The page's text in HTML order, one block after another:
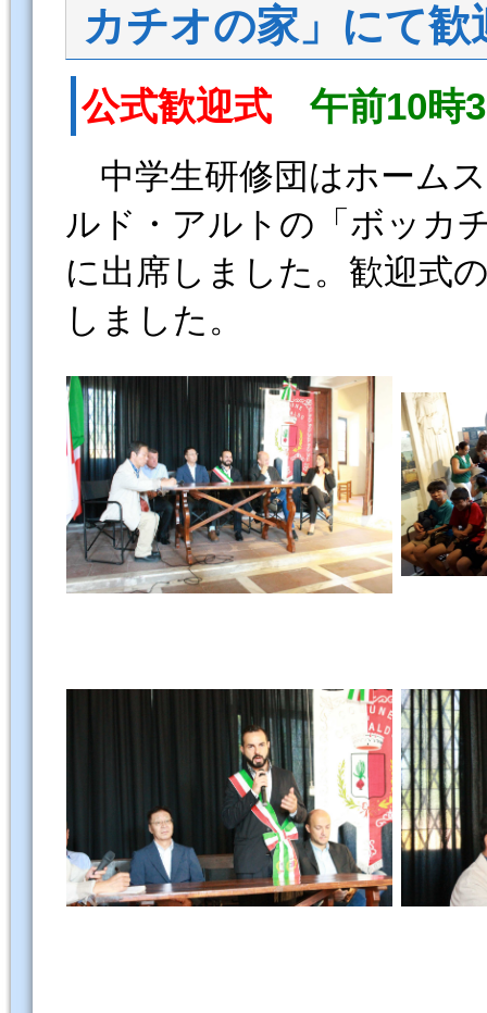
カチオの家」にて
公式歓迎式 午前10時
中学生研修団はホーム
ルド・アルトの「ボッカ
に出席しました。歓迎式
しました。